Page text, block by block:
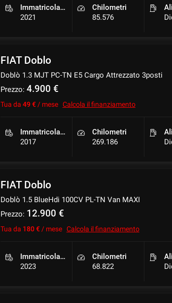
Immatricolazione
2021
Chilometri
85.576
FIAT Doblo
Doblò 1.3 MJT PC-TN E5 Cargo Attrezzato 3posti
Prezzo: 4.900 €
Tua da 49 €/ mese Calcola il finanziamento
Immatricolazione
2017
Chilometri
269.186
FIAT Doblo
Doblò 1.5 BlueHdi 100CV PL-TN Van MAXI
Prezzo: 12.900 €
Tua da 180 €/ mese Calcola il finanziamento
Immatricolazione
2023
Chilometri
68.822